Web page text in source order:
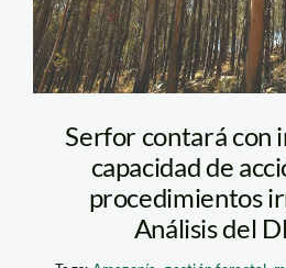
Serfor contará con
capacidad de
procedimientos
Análisis del